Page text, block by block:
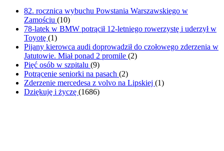
82. rocznica wybuchu Powstania Warszawskiego w
Zamościu (10)
78-latek w BMW potrącił 12-letniego rowerzystę i uderzył w
Toyotę (1)
Pijany kierowca audi doprowadził do czołowego zderzenia w
Jatutowie. Miał ponad 2 promile (2)
Pięć osób w szpitalu (9)
Potrącenie seniorki na pasach (2)
Zderzenie mercedesa z volvo na Lipskiej (1)
Dziękuję i życzę (1686)